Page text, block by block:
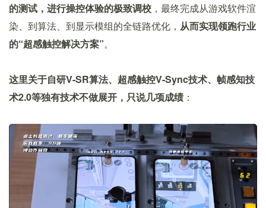
的测试，进行操控体验的极致调校 ，最终完成从游戏软件渲
染、到算法、到显示模组的全链路优化， 从而实现领跑行业
的“超感触控解决方案”。
这里关于自研V-SR算法、超感触控V-Sync技术、帧感知技
术2.0等独有技术不做展开，只说几项成绩：